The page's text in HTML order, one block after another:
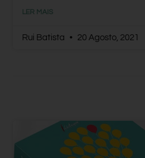
LER MAIS
Rui Batista 20 Agosto, 2021